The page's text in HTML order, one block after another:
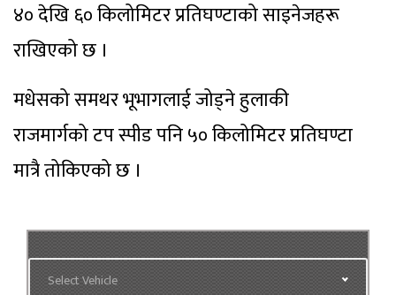
४० देखि ६० किलोमिटर प्रतिघण्टाको साइनेजहरू
राखिएको छ ।
मधेसको समथर भूभागलाई जोड्ने हुलाकी
राजमार्गको टप स्पीड पनि ५० किलोमिटर प्रतिघण्टा
मात्रै तोकिएको छ ।
Select Vehicle